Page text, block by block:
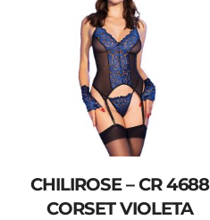
CHILIROSE – CR 4688
CORSET VIOLETA